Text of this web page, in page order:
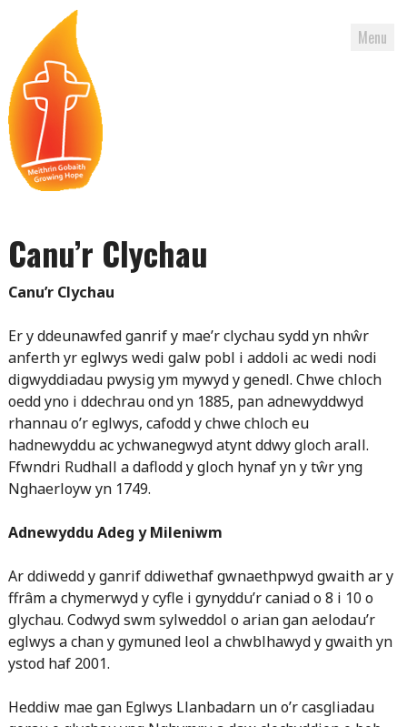
Menu
content
Canu’r Clychau
Canu’r Clychau
Er y ddeunawfed ganrif y mae’r clychau sydd yn nhŵr
anferth yr eglwys wedi galw pobl i addoli ac wedi nodi
digwyddiadau pwysig ym mywyd y genedl. Chwe chloch
oedd yno i ddechrau ond yn 1885, pan adnewyddwyd
rhannau o’r eglwys, cafodd y chwe chloch eu
hadnewyddu ac ychwanegwyd atynt ddwy gloch arall.
Ffwndri Rudhall a daflodd y gloch hynaf yn y tŵr yng
Nghaerloyw yn 1749.
Adnewyddu Adeg y Mileniwm
Ar ddiwedd y ganrif ddiwethaf gwnaethpwyd gwaith ar y
ffrâm a chymerwyd y cyfle i gynyddu’r caniad o 8 i 10 o
glychau. Codwyd swm sylweddol o arian gan aelodau’r
eglwys a chan y gymuned leol a chwblhawyd y gwaith yn
ystod haf 2001.
Heddiw mae gan Eglwys Llanbadarn un o’r casgliadau